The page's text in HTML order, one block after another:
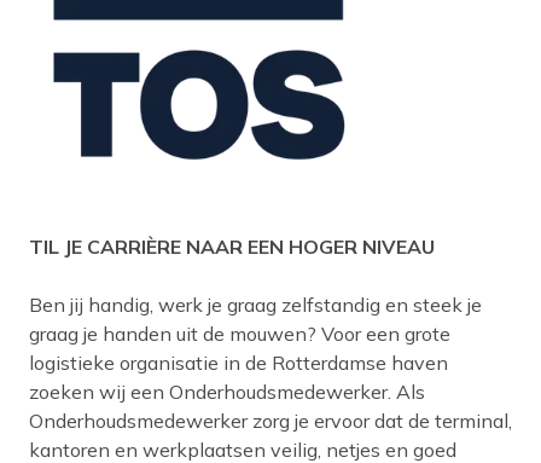
TIL JE CARRIÈRE NAAR EEN HOGER NIVEAU
Ben jij handig, werk je graag zelfstandig en steek je
graag je handen uit de mouwen? Voor een grote
logistieke organisatie in de Rotterdamse haven
zoeken wij een Onderhoudsmedewerker. Als
Onderhoudsmedewerker zorg je ervoor dat de terminal,
kantoren en werkplaatsen veilig, netjes en goed